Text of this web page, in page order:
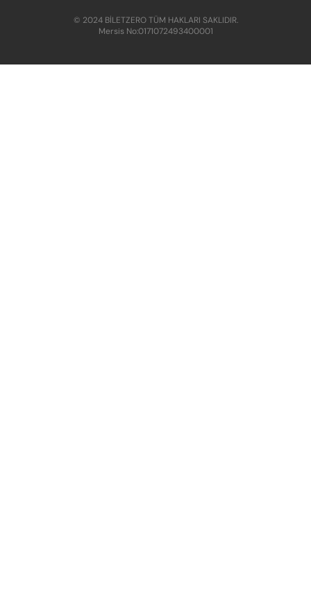
© 2024 BİLETZERO TÜM HAKLARI SAKLIDIR.
Mersis No:0171072493400001